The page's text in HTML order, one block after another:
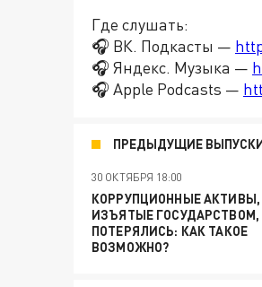
Где слушать:
🎧 ВК. Подкасты —
🎧 Яндекс. Музыка —
🎧 Apple Podcasts —
ПРЕДЫДУЩИЕ
30 ОКТЯБРЯ 18:00
КОРРУПЦИОННЫЕ АКТИВЫ,
ИЗЪЯТЫЕ ГОСУДАРСТВОМ,
ПОТЕРЯЛИСЬ: КАК ТАКОЕ
ВОЗМОЖНО?